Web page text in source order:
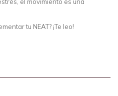
el movimiento es una
tu NEAT? ¡Te leo!